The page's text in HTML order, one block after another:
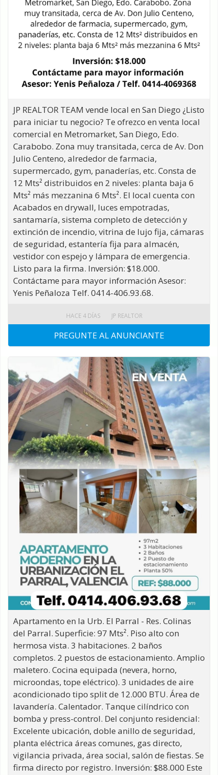
JP REALTOR TEAM vende local en San Diego ¿Listo
para iniciar tu negocio? Te ofrezco en venta local
comercial en Metromarket, San Diego, Edo.
Carabobo. Zona muy transitada, cerca de Av. Don
Julio Centeno, alrededor de farmacia,
supermercado, gym, panaderías, etc. Consta de
12 Mts² distribuidos en 2 niveles: planta baja 6
Mts² más mezzanina 6 Mts². El local cuenta con
Acabados en drywall, luces empotradas,
santamaría, sistema completo de detección y
extinción de incendio, vitrina de lujo fija, cámaras
de seguridad, estantería fija para almacén,
vestidor con espejo y lámpara de emergencia.
Listo para la firma. Inversión: $18.000.
Contáctame para mayor información Asesor:
Yenis Peñaloza Telf. 0414-406.93.68.
PREGUNTE AL ANUNCIANTE
HACE 4 DÍAS JP REALTOR
Apartamento en la Urb. El Parral - Res. Colinas
del Parral. Superficie: 97 Mts². Piso alto con
hermosa vista. 3 habitaciones. 2 baños
completos. 2 puestos de estacionamiento. Amplio
maletero. Cocina equipada (nevera, horno,
microondas, tope eléctrico). 3 unidades de aire
acondicionado tipo split de 12.000 BTU. Área de
lavandería. Calentador. Tanque cilíndrico con
bomba y press-control. Del conjunto residencial:
Excelente ubicación, doble anillo de seguridad,
planta eléctrica áreas comunes, gas directo,
vigilancia privada, área social, salón de fiestas. Se
firma directo por registro. Inversión: $88.000 Este